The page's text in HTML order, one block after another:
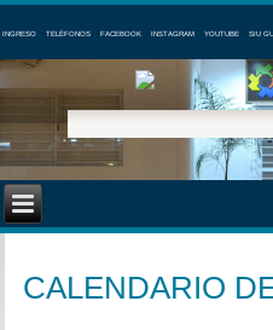
INGRESO TELÉFONOS FACEBOOK INSTAGRAM YOUTUBE SIU
CALENDARIO